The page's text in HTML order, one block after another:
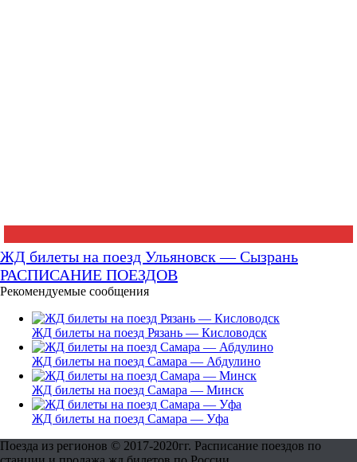
ЖД билеты на поезд Ульяновск — Сызрань
РАСПИСАНИЕ ПОЕЗДОВ
Рекомендуемые сообщения
ЖД билеты на поезд Рязань — Кисловодск
ЖД билеты на поезд Самара — Абдулино
ЖД билеты на поезд Самара — Минск
ЖД билеты на поезд Самара — Уфа
Поезда из регионов © 2017-2020гг. Расписание поездов по